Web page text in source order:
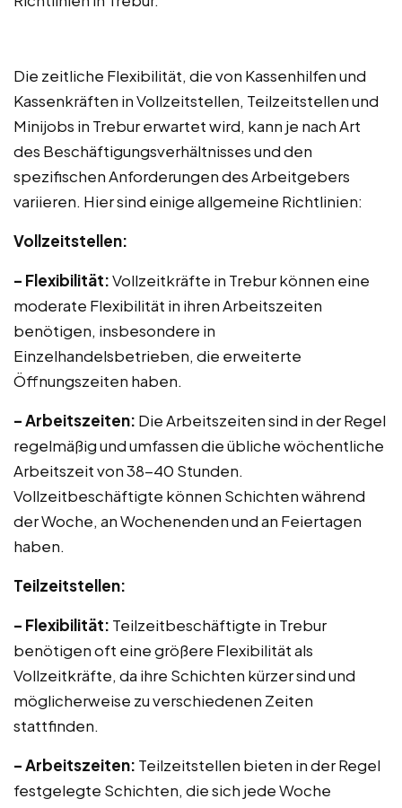
Die zeitliche Flexibilität, die von Kassenhilfen und
Kassenkräften in Vollzeitstellen, Teilzeitstellen und
Minijobs in Trebur erwartet wird, kann je nach Art
des Beschäftigungsverhältnisses und den
spezifischen Anforderungen des Arbeitgebers
variieren. Hier sind einige allgemeine Richtlinien:
Vollzeitstellen:
– Flexibilität:Vollzeitkräfte in Trebur können eine
moderate Flexibilität in ihren Arbeitszeiten
benötigen, insbesondere in
Einzelhandelsbetrieben, die erweiterte
Öffnungszeiten haben.
– Arbeitszeiten: Die Arbeitszeiten sind in der Regel
regelmäßig und umfassen die übliche wöchentliche
Arbeitszeit von 38-40 Stunden.
Vollzeitbeschäftigte können Schichten während
der Woche, an Wochenenden und an Feiertagen
haben.
Teilzeitstellen:
– Flexibilität: Teilzeitbeschäftigte in Trebur
benötigen oft eine größere Flexibilität als
Vollzeitkräfte, da ihre Schichten kürzer sind und
möglicherweise zu verschiedenen Zeiten
stattfinden.
– Arbeitszeiten: Teilzeitstellen bieten in der Regel
festgelegte Schichten, die sich jede Woche